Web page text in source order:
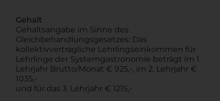
Gehalt
Gehaltsangabe im Sinne des
Gleichbehandlungsgesetzes: Das
kollektivvertragliche Lehrlingseinkommen für
Lehrlinge der Systemgastronomie beträgt im 1.
Lehrjahr Brutto/Monat € 925,-, im 2. Lehrjahr €
1035,-
und für das 3. Lehrjahr € 1215,-